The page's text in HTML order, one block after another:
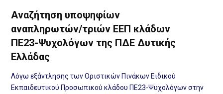
Αναζήτηση υποψηφίων
αναπληρωτών/τριών ΕΕΠ κλάδων
ΠΕ23-Ψυχολόγων της ΠΔΕ Δυτικής
Ελλάδας
Λόγω εξάντλησης των Οριστικών Πινάκων Ειδικού
Εκπαιδευτικού Προσωπικού κλάδου ΠΕ23-Ψυχολόγων στην